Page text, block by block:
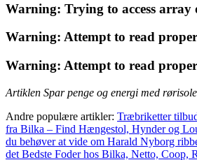
Warning: Trying to access
Warning: Attempt to read
Warning: Attempt to read
Artiklen Spar penge og energi med
Andre populære artikler: Træbriketter
fra Bilka – Find Hængestol, Hynder og
du behøver at vide om Harald Nyborg
det Bedste Foder hos Bilka, Netto, Coop,